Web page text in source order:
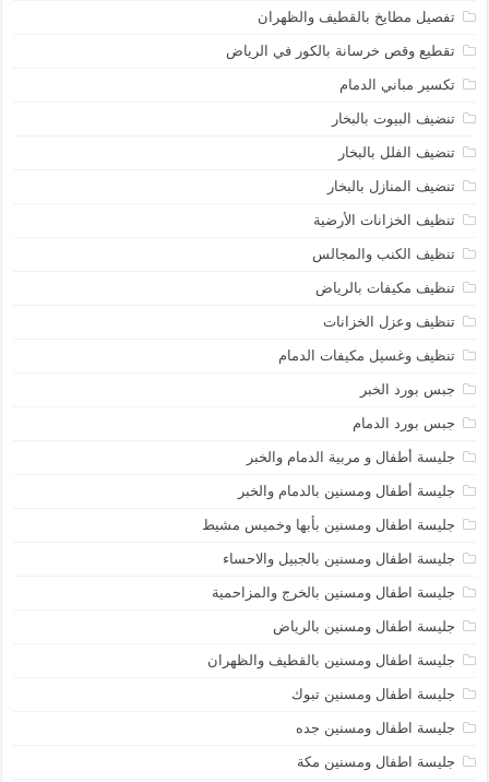
تفصيل مطايخ بالقطيف والظهران
تقطيع وقص خرسانة بالكور في الرياض
تكسير مباني الدمام
تنضيف البيوت بالبخار
تنضيف الفلل بالبخار
تنضيف المنازل بالبخار
تنظيف الخزانات الأرضية
تنظيف الكنب والمجالس
تنظيف مكيفات بالرياض
تنظيف وعزل الخزانات
تنظيف وغسيل مكيفات الدمام
جبس بورد الخبر
جبس بورد الدمام
جليسة أطفال و مربية الدمام والخبر
جليسة أطفال ومسنين بالدمام والخبر
جليسة اطفال ومسنين بأبها وخميس مشيط
جليسة اطفال ومسنين بالجبيل والاحساء
جليسة اطفال ومسنين بالخرج والمزاحمية
جليسة اطفال ومسنين بالرياض
جليسة اطفال ومسنين بالقطيف والظهران
جليسة اطفال ومسنين تبوك
جليسة اطفال ومسنين جده
جليسة اطفال ومسنين مكة